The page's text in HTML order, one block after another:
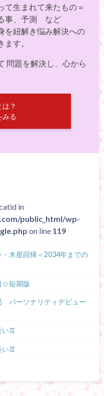
て生まれて来たもの＝
事、予測 など
を紐解き悩み解決への
す。
問題を解決し、心から
？
みる
in
public_html/wp-
on line 119
木星回帰＜2034年までの
☆短期版
パーソナリティデビュー
♊
♊